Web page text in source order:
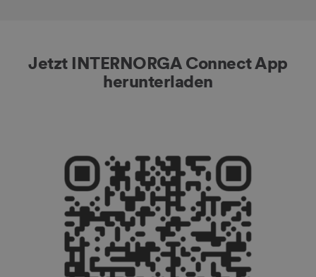
Jetzt INTERNORGA Connect App
herunterladen